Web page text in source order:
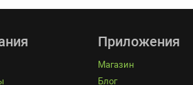
Приложения
Магазин
Блог